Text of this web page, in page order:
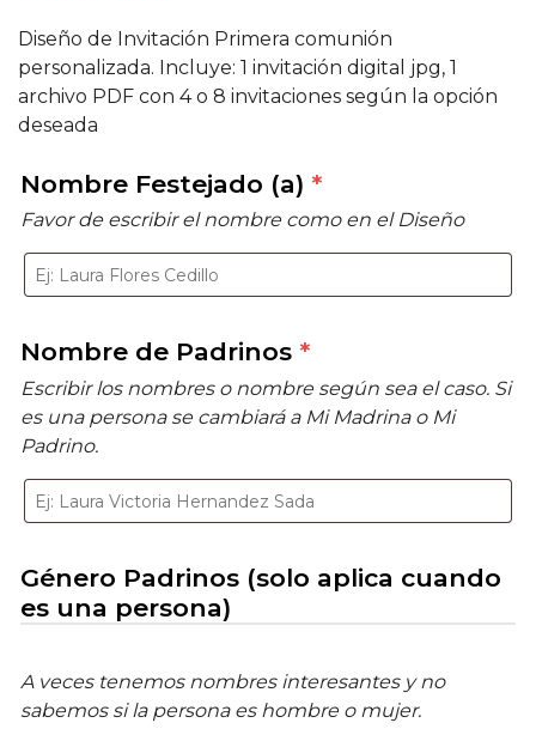
Diseño de Invitación Primera comunión
personalizada. Incluye: 1 invitación digital jpg, 1
archivo PDF con 4 o 8 invitaciones según la opción
deseada
Nombre Festejado (a) *
Favor de escribir el nombre como en el Diseño
Nombre de Padrinos *
Escribir los nombres o nombre según sea el caso. Si
es una persona se cambiará a Mi Madrina o Mi
Padrino.
Género Padrinos (solo aplica cuando
es una persona)
A veces tenemos nombres interesantes y no
sabemos si la persona es hombre o mujer.